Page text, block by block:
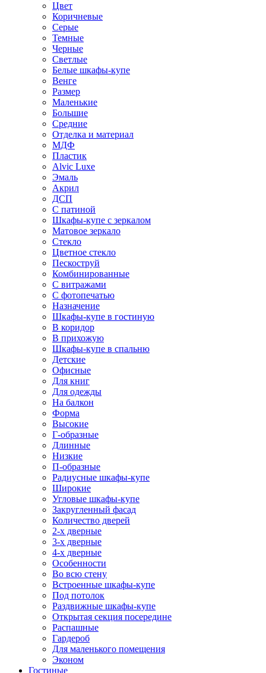
Цвет
Коричневые
Серые
Темные
Черные
Светлые
Белые шкафы-купе
Венге
Размер
Маленькие
Большие
Средние
Отделка и материал
МДФ
Пластик
Alvic Luxe
Эмаль
Акрил
ДСП
С патиной
Шкафы-купе с зеркалом
Матовое зеркало
Стекло
Цветное стекло
Пескоструй
Комбинированные
С витражами
С фотопечатью
Назначение
Шкафы-купе в гостиную
В коридор
В прихожую
Шкафы-купе в спальню
Детские
Офисные
Для книг
Для одежды
На балкон
Форма
Высокие
Г-образные
Длинные
Низкие
П-образные
Радиусные шкафы-купе
Широкие
Угловые шкафы-купе
Закругленный фасад
Количество дверей
2-х дверные
3-х дверные
4-х дверные
Особенности
Во всю стену
Встроенные шкафы-купе
Под потолок
Раздвижные шкафы-купе
Открытая секция посередине
Распашные
Гардероб
Для маленького помещения
Эконом
Гостиные